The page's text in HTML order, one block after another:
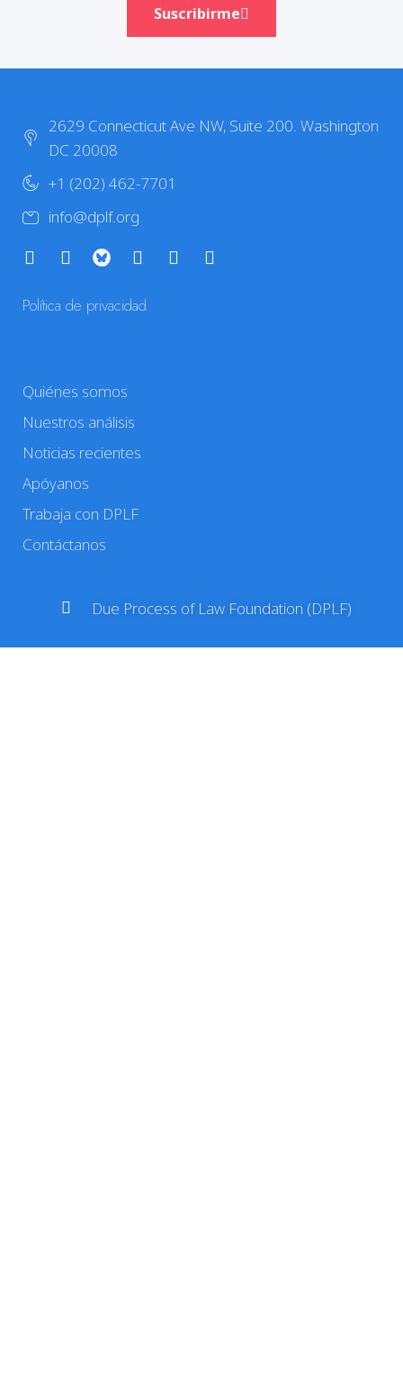
Suscribirme
2629 Connecticut Ave NW, Suite 200. Washington
DC 20008
+1 (202) 462-7701
info@dplf.org
Política de privacidad
Quiénes somos
Nuestros análisis
Noticias recientes
Apóyanos
Trabaja con DPLF
Contáctanos
Due Process of Law Foundation (DPLF)